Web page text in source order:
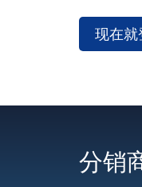
现在就
分销